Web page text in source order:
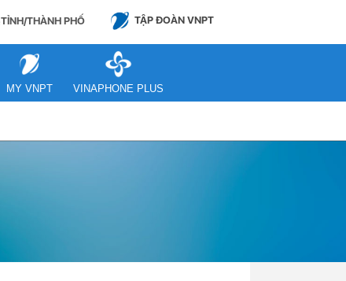
TỈNH/THÀNH PHỐ TẬP ĐOÀN VNPT
MY VNPT VINAPHONE PLUS